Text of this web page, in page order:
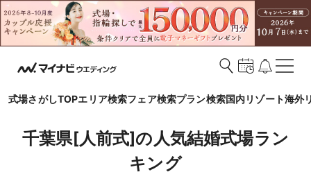
式場さがしTOPエリア検索フェア検索プラン検索国内リゾート海外
千葉県[人前式]の人気結婚式場ラン
キング